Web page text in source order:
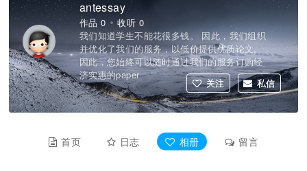
antessay
作品 0
收听 0
我们知道学生不能花很多钱。 因此，我们组织
并优化了我们的服务，以低价提供优质论文。
因此，您始终可以随时通过我们的服务订购经
济实惠的paper
关注 私信
首页 日志 相册 留言